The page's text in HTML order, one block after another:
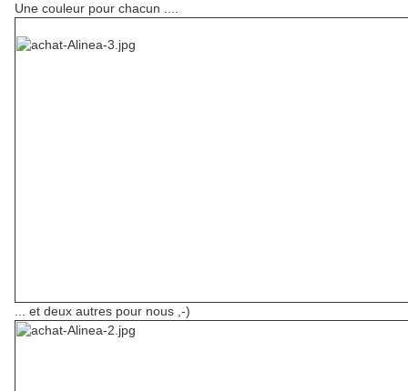
Une couleur pour chacun ....
... et deux autres pour nous ,-)